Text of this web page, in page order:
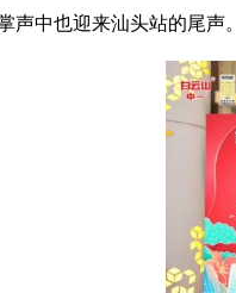
声中也迎来汕头站的尾声。